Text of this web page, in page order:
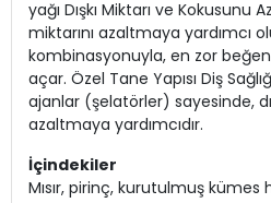
yağı Dışkı Miktarı ve Kokusunu
miktarını azaltmaya yardımcı
kombinasyonuyla, en zor
açar. Özel Tane Yapısı Diş
ajanlar (şelatörler) sayesinde,
azaltmaya yardımcıdır.
İçindekiler
Mısır, pirinç, kurutulmuş kümes